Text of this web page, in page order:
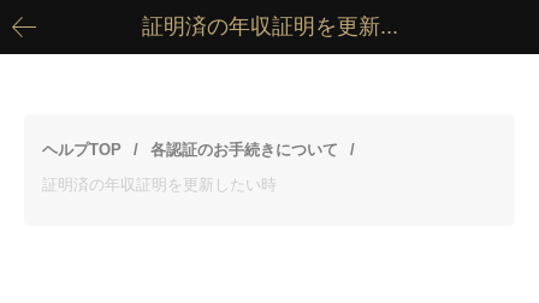
証明済の年収証明を更新...
ヘルプTOP
各認証のお手続きについて
証明済の年収証明を更新したい時